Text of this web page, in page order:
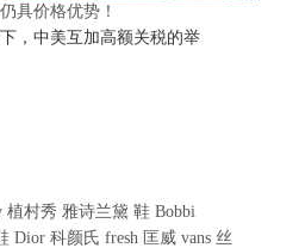
具价格优势！
，中美互加高额关税的举
植村秀 雅诗兰黛 鞋 Bobbi
Dior 科颜氏 fresh 匡威 vans 丝